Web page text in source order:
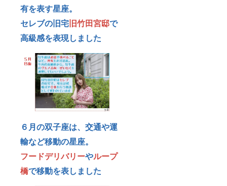
有を表す星座。
セレブの旧宅旧竹田宮邸で
高級感を表現しました
６月の双子座は、交通や運
輸など移動の星座。
フードデリバリーやループ
橋で移動を表しました